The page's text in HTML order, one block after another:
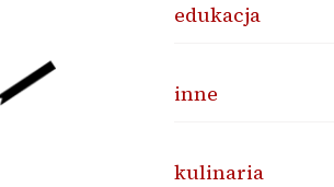
edukacja
inne
kulinaria